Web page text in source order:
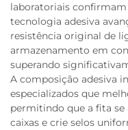
laboratoriais
tecnologia adesiva
resistência original de
armazenamento em
superando
A composição adesiva
especializados que
permitindo que a fita se
caixas e crie selos